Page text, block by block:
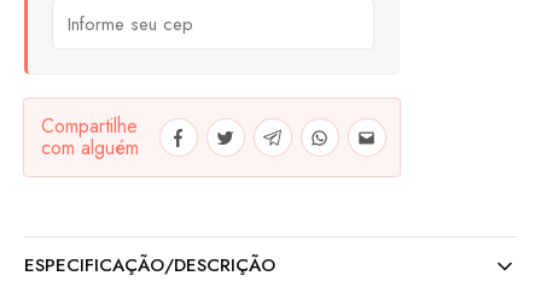
Compartilhe
com alguém
ESPECIFICAÇÃO/DESCRIÇÃO